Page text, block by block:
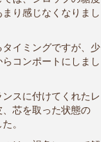
り感じなくなりまし
タイミングですが、少
コンポートにしまし
スに付けてくれたレ
芯を取った状態の
。